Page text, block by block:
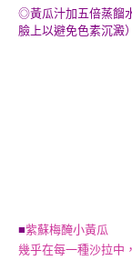
◎黃瓜汁加五倍蒸餾
臉上以避免色素沉澱
■紫蘇梅醃小黃瓜
幾乎在每一種沙拉中